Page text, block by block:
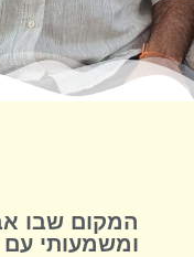
המקום שבו
ומשמעותי עם